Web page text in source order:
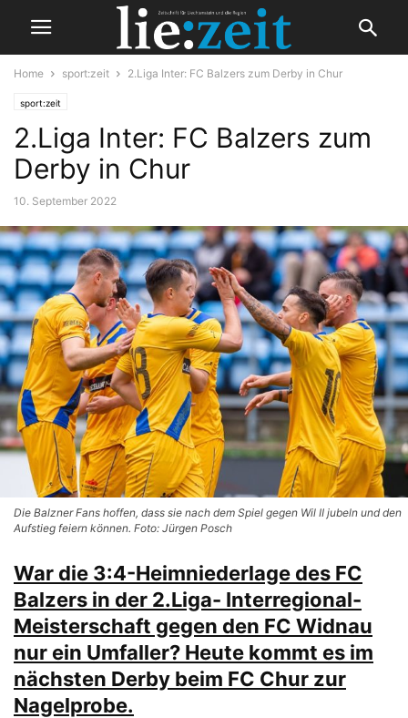
Home sport:zeit 2.Liga Inter: FC Balzers zum Derby in Chur
sport:zeit
2.Liga Inter: FC Balzers zum
Derby in Chur
10. September 2022
Die Balzner Fans hoffen, dass sie nach dem Spiel gegen Wil II jubeln und den
Aufstieg feiern können. Foto: Jürgen Posch
War die 3:4-Heimniederlage des FC
Balzers in der 2.Liga- Interregional-
Meisterschaft gegen den FC Widnau
nur ein Umfaller? Heute kommt es im
nächsten Derby beim FC Chur zur
Nagelprobe.